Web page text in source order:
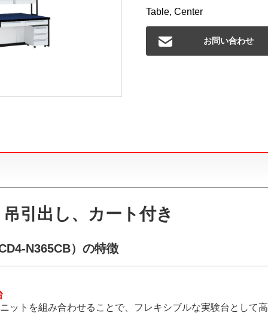
Table, Center
お問い合わせ
引出し、カート付き
N365CB）の特徴
ットを組み合わせることで、フレキシブルな実験台として